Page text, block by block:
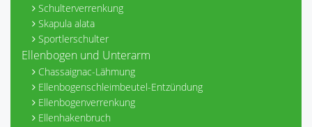
Schulterverrenkung
Skapula alata
Sportlerschulter
Ellenbogen und Unterarm
Chassaignac-Lähmung
Ellenbogenschleimbeutel-Entzündung
Ellenbogenverrenkung
Ellenhakenbruch